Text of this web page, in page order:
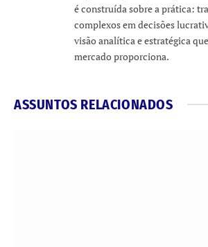
é construída sobre a prática:
complexos em decisões
visão analítica e estratégica
mercado proporciona.
ASSUNTOS RELACIONADOS